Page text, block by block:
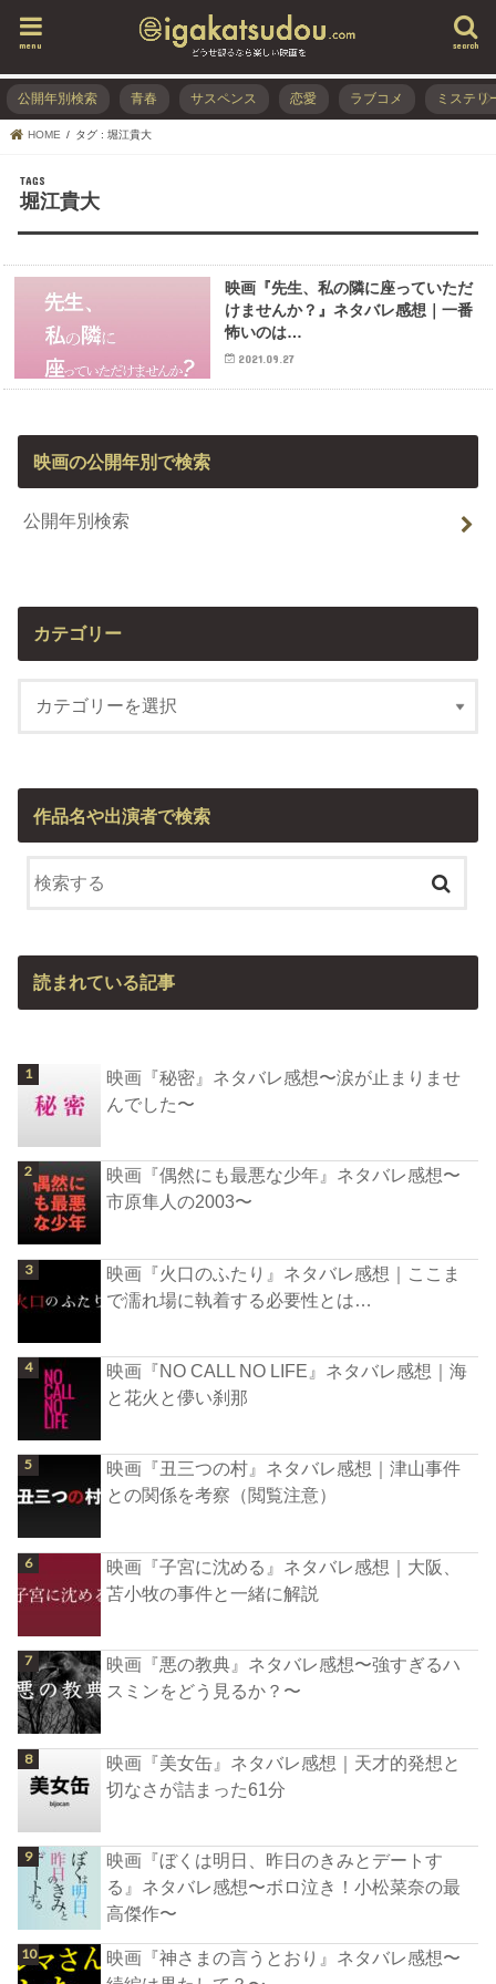
search
menu
公開年別検索 青春 サスペンス 恋愛 ラブコメ ミステリ
HOME タグ : 堀江貴大
堀江貴大
映画『先生、私の隣に座っていただ
けませんか？』ネタバレ感想｜一番
怖いのは…
2021.09.27
映画の公開年別で検索
公開年別検索
カテゴリー
作品名や出演者で検索
読まれている記事
映画『秘密』ネタバレ感想〜涙が止まりませ
んでした〜
映画『偶然にも最悪な少年』ネタバレ感想〜
市原隼人の2003〜
映画『火口のふたり』ネタバレ感想｜ここま
で濡れ場に執着する必要性とは…
映画『NO CALL NO LIFE』ネタバレ感想｜海
と花火と儚い刹那
映画『丑三つの村』ネタバレ感想｜津山事件
との関係を考察（閲覧注意）
映画『子宮に沈める』ネタバレ感想｜大阪、
苫小牧の事件と一緒に解説
映画『悪の教典』ネタバレ感想〜強すぎるハ
スミンをどう見るか？〜
映画『美女缶』ネタバレ感想｜天才的発想と
切なさが詰まった61分
映画『ぼくは明日、昨日のきみとデートす
る』ネタバレ感想〜ボロ泣き！小松菜奈の最
高傑作〜
映画『神さまの言うとおり』ネタバレ感想〜